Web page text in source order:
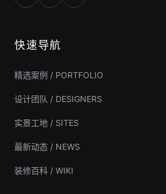
快速导航
精选案例 / PORTFOLIO
设计团队 / DESIGNERS
实景工地 / SITES
最新动态 / NEWS
装修百科 / WIKI